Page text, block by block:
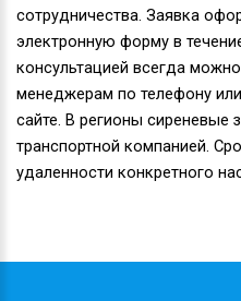
сотрудничества. Заявка
электронную форму в
консультацией всегда
менеджерам по телефону
сайте. В регионы сиреневые
транспортной компанией.
удаленности конкретного